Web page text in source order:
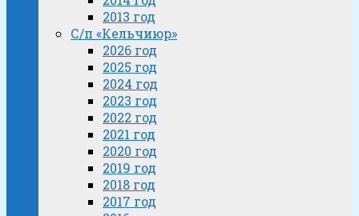
2013 год
С/п «Кельчиюр»
2026 год
2025 год
2024 год
2023 год
2022 год
2021 год
2020 год
2019 год
2018 год
2017 год